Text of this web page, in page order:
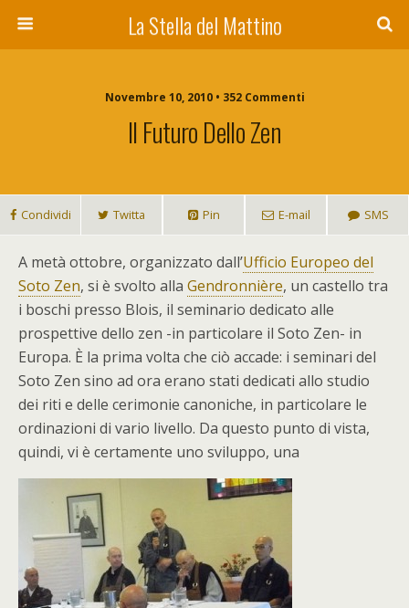
La Stella del Mattino
Novembre 10, 2010 • 352 Commenti
Il Futuro Dello Zen
Condividi Twitta Pin E-mail SMS
A metà ottobre, organizzato dall’Ufficio Europeo del
Soto Zen, si è svolto alla Gendronnière, un castello tra
i boschi presso Blois, il seminario dedicato alle
prospettive dello zen -in particolare il Soto Zen- in
Europa. È la prima volta che ciò accade: i seminari del
Soto Zen sino ad ora erano stati dedicati allo studio
dei riti e delle cerimonie canoniche, in particolare le
ordinazioni di vario livello. Da questo punto di vista,
quindi, vi è certamente uno sviluppo, una